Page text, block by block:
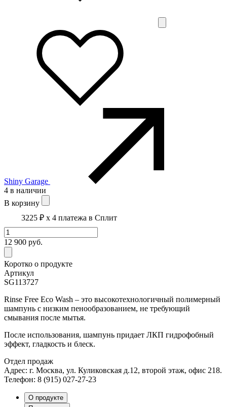
Shiny Garage
4 в наличии
В корзину
3225 ₽x 4 платежа в Сплит
12 900 руб.
Коротко о продукте
Артикул
SG113727
Rinse Free Eco Wash – это высокотехнологичный полимерный
шампунь с низким пенообразованием, не требующий
смывания после мытья.
После использования, шампунь придает ЛКП гидрофобный
эффект, гладкость и блеск.
Отдел продаж
Адрес: г. Москва, ул. Куликовская д.12, второй этаж, офис 218.
Телефон: 8 (915) 027-27-23
О продукте